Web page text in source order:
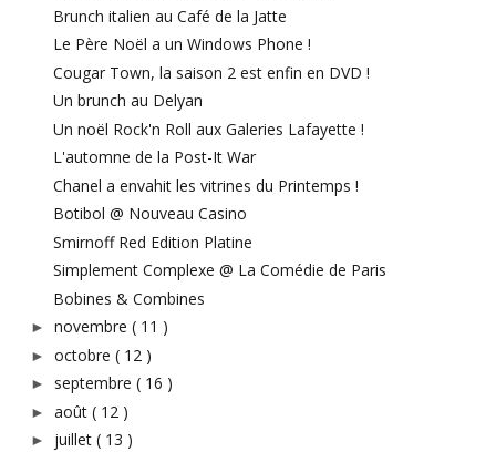
Brunch italien au Café de la Jatte
Le Père Noël a un Windows Phone !
Cougar Town, la saison 2 est enfin en DVD !
Un brunch au Delyan
Un noël Rock'n Roll aux Galeries Lafayette !
L'automne de la Post-It War
Chanel a envahit les vitrines du Printemps !
Botibol @ Nouveau Casino
Smirnoff Red Edition Platine
Simplement Complexe @ La Comédie de Paris
Bobines & Combines
► novembre ( 11 )
► octobre ( 12 )
► septembre ( 16 )
► août ( 12 )
► juillet ( 13 )